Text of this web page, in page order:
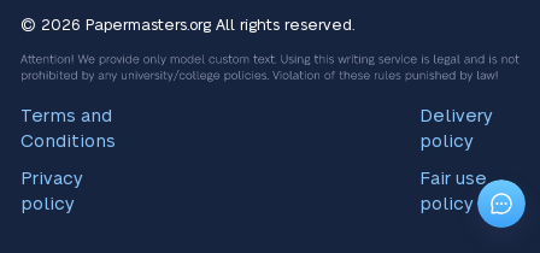
© 2026 Papermasters.org All rights reserved.
Terms and
Conditions
Privacy
policy
Delivery
policy
Fair use
policy